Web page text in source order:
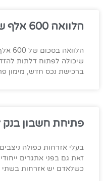
הלוואה 600 אלף שקל
שיכולה לפתוח דלתות
ברכישת נכס חדש, מימון
פתיחת חשבון בנק
בעלי אזרחות כפולה
זאת גם בפני אתגרים
כשלאדם יש אזרחות בשתי